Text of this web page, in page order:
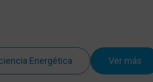
Energética Ver más